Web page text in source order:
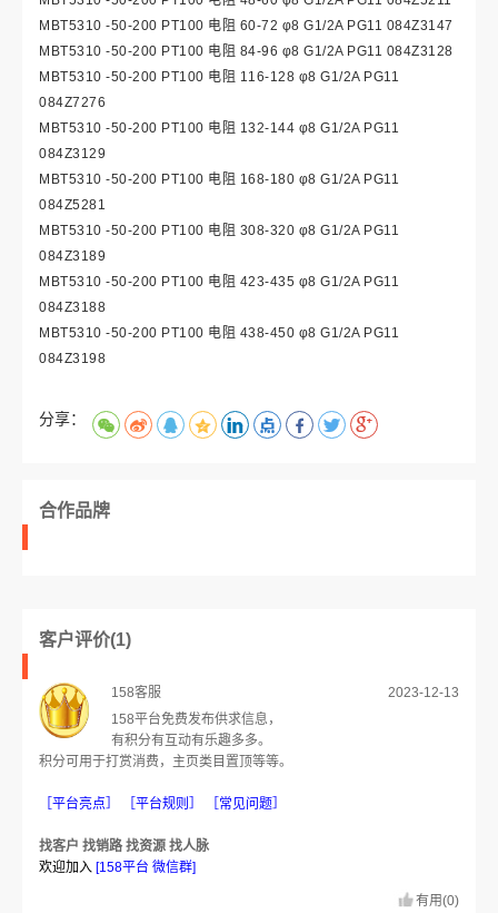
MBT5310 -50-200 PT100 电阻 60-72 φ8 G1/2A PG11 084Z3147
MBT5310 -50-200 PT100 电阻 84-96 φ8 G1/2A PG11 084Z3128
MBT5310 -50-200 PT100 电阻 116-128 φ8 G1/2A PG11
084Z7276
MBT5310 -50-200 PT100 电阻 132-144 φ8 G1/2A PG11
084Z3129
MBT5310 -50-200 PT100 电阻 168-180 φ8 G1/2A PG11
084Z5281
MBT5310 -50-200 PT100 电阻 308-320 φ8 G1/2A PG11
084Z3189
MBT5310 -50-200 PT100 电阻 423-435 φ8 G1/2A PG11
084Z3188
MBT5310 -50-200 PT100 电阻 438-450 φ8 G1/2A PG11
084Z3198
分享：
合作品牌
客户评价(1)
158客服
2023-12-13
158平台免费发布供求信息，
有积分有互动有乐趣多多。
积分可用于打赏消费，主页类目置顶等等。
平台亮点］ ［ 平台规则 ］ ［ 常见问 题］
找客户 找销路 找资源 找人脉
欢迎加入 [158平台 微信群]
有用(0)